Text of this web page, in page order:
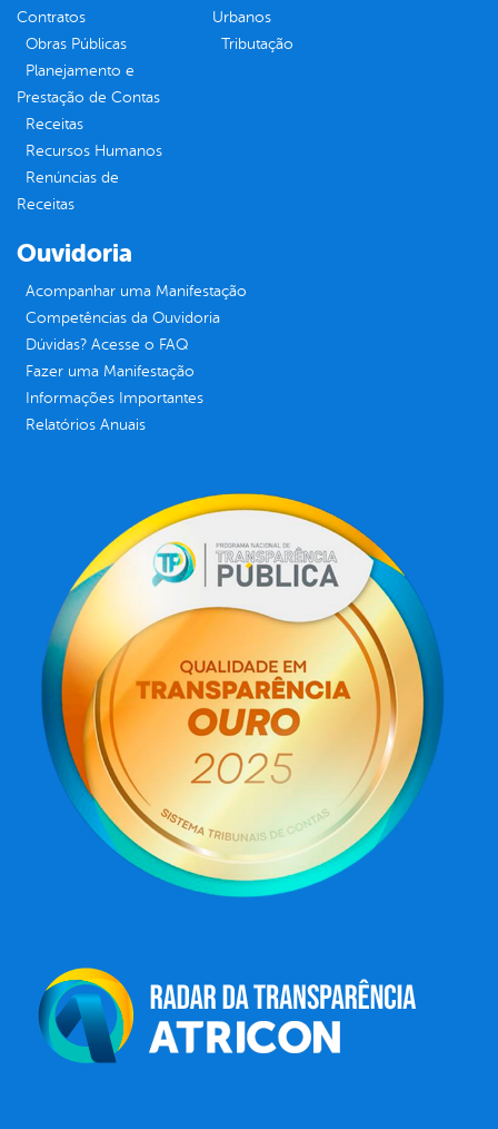
Contratos
Obras Públicas
Planejamento e
Prestação de Contas
Receitas
Recursos Humanos
Renúncias de
Receitas
Urbanos
Tributação
Ouvidoria
Acompanhar uma Manifestação
Competências da Ouvidoria
Dúvidas? Acesse o FAQ
Fazer uma Manifestação
Informações Importantes
Relatórios Anuais